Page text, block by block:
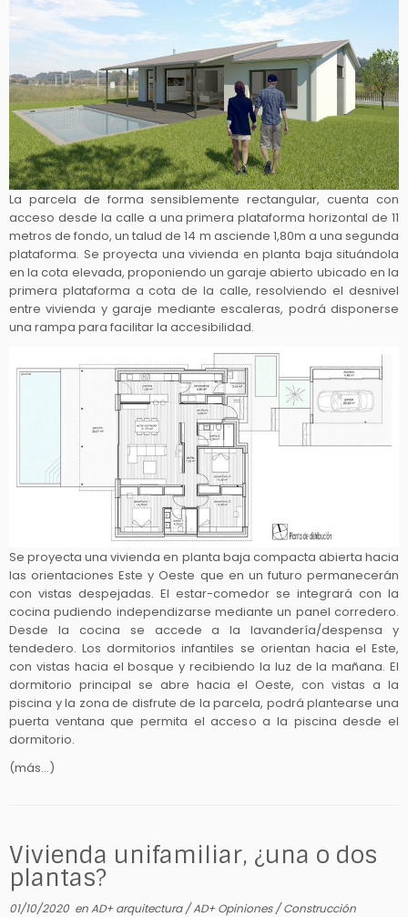
La parcela de forma sensiblemente rectangular, cuenta con
acceso desde la calle a una primera plataforma horizontal de 11
metros de fondo, un talud de 14 m asciende 1,80m a una segunda
plataforma. Se proyecta una vivienda en planta baja situándola
en la cota elevada, proponiendo un garaje abierto ubicado en la
primera plataforma a cota de la calle, resolviendo el desnivel
entre vivienda y garaje mediante escaleras, podrá disponerse
una rampa para facilitar la accesibilidad.
Se proyecta una vivienda en planta baja compacta abierta hacia
las orientaciones Este y Oeste que en un futuro permanecerán
con vistas despejadas. El estar-comedor se integrará con la
cocina pudiendo independizarse mediante un panel corredero.
Desde la cocina se accede a la lavandería/despensa y
tendedero. Los dormitorios infantiles se orientan hacia el Este,
con vistas hacia el bosque y recibiendo la luz de la mañana. El
dormitorio principal se abre hacia el Oeste, con vistas a la
piscina y la zona de disfrute de la parcela, podrá plantearse una
puerta ventana que permita el acceso a la piscina desde el
dormitorio.
(más…)
Vivienda unifamiliar, ¿una o dos
plantas?
01/10/2020 enAD+ arquitectura/AD+ Opiniones/Construcción